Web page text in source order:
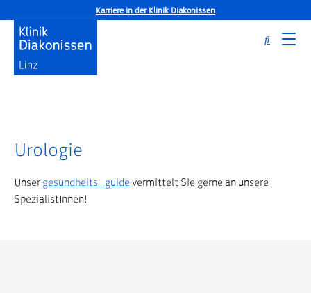
Karriere in der Klinik Diakonissen
Startseite
Weitere Behandlungsbereiche
Urologie
Unsergesundheits_guidevermittelt Sie gerne an unsere
SpezialistInnen!